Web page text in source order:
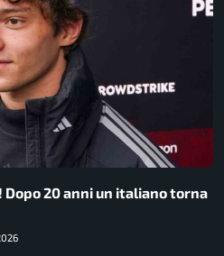
Dopo 20 anni un italiano torna